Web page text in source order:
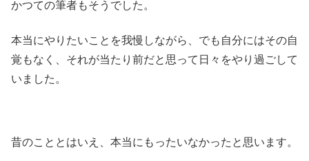
かつての筆者もそうでした。
本当にやりたいことを我慢しながら、でも自分にはその自
覚もなく、それが当たり前だと思って日々をやり過ごして
いました。
昔のこととはいえ、本当にもったいなかったと思います。